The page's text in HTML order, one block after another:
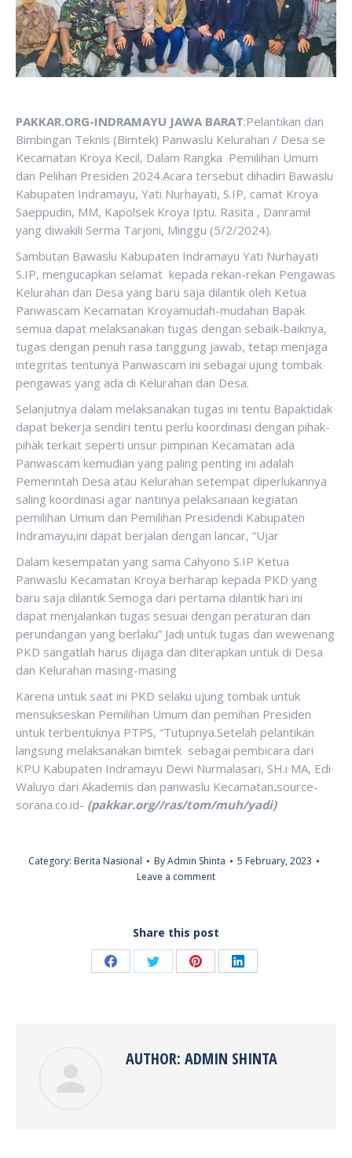
PAKKAR.ORG-INDRAMAYU JAWA BARAT:Pelantikan dan
Bimbingan Teknis (Bimtek) Panwaslu Kelurahan / Desa se
Kecamatan Kroya Kecil, Dalam Rangka Pemilihan Umum
dan Pelihan Presiden 2024.Acara tersebut dihadiri Bawaslu
Kabupaten Indramayu, Yati Nurhayati, S.IP, camat Kroya
Saeppudin, MM, Kapolsek Kroya Iptu. Rasita , Danramil
yang diwakili Serma Tarjoni, Minggu (5/2/2024).
Sambutan Bawaslu Kabupaten Indramayu Yati Nurhayati
S.IP, mengucapkan selamat kepada rekan-rekan Pengawas
Kelurahan dan Desa yang baru saja dilantik oleh Ketua
Panwascam Kecamatan Kroyamudah-mudahan Bapak
semua dapat melaksanakan tugas dengan sebaik-baiknya,
tugas dengan penuh rasa tanggung jawab, tetap menjaga
integritas tentunya Panwascam ini sebagai ujung tombak
pengawas yang ada di Kelurahan dan Desa.
Selanjutnya dalam melaksanakan tugas ini tentu Bapaktidak
dapat bekerja sendiri tentu perlu koordinasi dengan pihak-
pihak terkait seperti unsur pimpinan Kecamatan ada
Panwascam kemudian yang paling penting ini adalah
Pemerintah Desa atau Kelurahan setempat diperlukannya
saling koordinasi agar nantinya pelaksanaan kegiatan
pemilihan Umum dan Pemilihan Presidendi Kabupaten
Indramayu,ini dapat berjalan dengan lancar, “Ujar
Dalam kesempatan yang sama Cahyono S.IP Ketua
Panwaslu Kecamatan Kroya berharap kepada PKD yang
baru saja dilantik Semoga dari pertama dilantik hari ini
dapat menjalankan tugas sesuai dengan peraturan dan
perundangan yang berlaku” Jadi untuk tugas dan wewenang
PKD sangatlah harus dijaga dan diterapkan untuk di Desa
dan Kelurahan masing-masing
Karena untuk saat ini PKD selaku ujung tombak untuk
mensukseskan Pemilihan Umum dan pemihan Presiden
untuk terbentuknya PTPS, “Tutupnya.Setelah pelantikan
langsung melaksanakan bimtek sebagai pembicara dari
KPU Kabupaten Indramayu Dewi Nurmalasari, SH.i MA, Edi
Waluyo dari Akademis dan panwaslu Kecamatan.source-
sorana.co.id- (pakkar.org//ras/tom/muh/yadi)
Category: Berita Nasional ByAdmin Shinta
5 February, 2023
Leave a comment
Share this post
Share Share Share Share
AUTHOR: ADMIN SHINTA